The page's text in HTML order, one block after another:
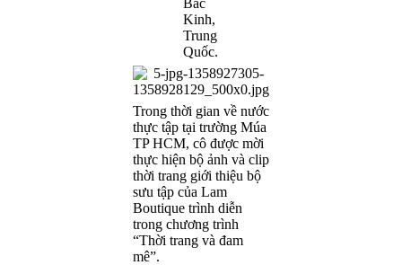
Kinh,
Trung
Quốc.
Trong thời gian về nước
thực tập tại trường Múa
TP HCM, cô được mời
thực hiện bộ ảnh và clip
thời trang giới thiệu bộ
sưu tập của Lam
Boutique trình diễn
trong chương trình
“Thời trang và đam
mê”.